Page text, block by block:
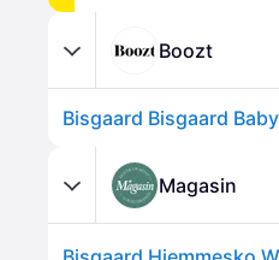
Boozt
Bisgaard Bisgaard
Magasin